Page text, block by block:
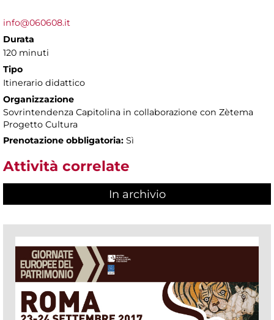
info@060608.it
Durata
120 minuti
Tipo
Itinerario didattico
Organizzazione
Sovrintendenza Capitolina in collaborazione con Zètema
Progetto Cultura
Prenotazione obbligatoria: Sì
Attività correlate
In archivio